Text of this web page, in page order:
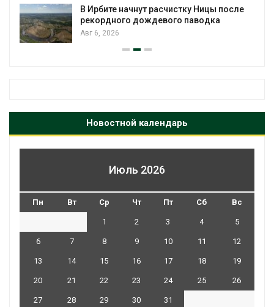
начнут расчистку Ницы после
дождевого паводка
Авг 5, 2026
Новостной календарь
Июль 2026
Пн Вт Ср Чт Пт Сб Вс
1 2 3 4 5
6 7 8 9 10 11 12
13 14 15 16 17 18 19
20 21 22 23 24 25 26
27 28 29 30
31